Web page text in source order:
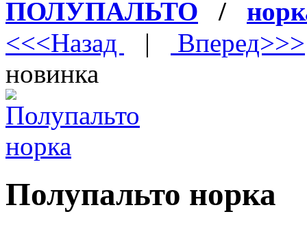
ПОЛУПАЛЬТО /
<<<Назад
|
Вперед>>>
новинка
Полупальто норка